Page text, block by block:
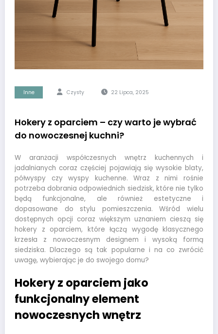
Inne Czysty 22 Lipca, 2025
Hokery z oparciem – czy warto je wybrać
do nowoczesnej kuchni?
W aranżacji współczesnych wnętrz kuchennych i
jadalnianych coraz częściej pojawiają się wysokie blaty,
półwyspy czy wyspy kuchenne. Wraz z nimi rośnie
potrzeba dobrania odpowiednich siedzisk, które nie tylko
będą funkcjonalne, ale również estetyczne i
dopasowane do stylu pomieszczenia. Wśród wielu
dostępnych opcji coraz większym uznaniem cieszą się
hokery z oparciem, które łączą wygodę klasycznego
krzesła z nowoczesnym designem i wysoką formą
siedziska. Dlaczego są tak popularne i na co zwrócić
uwagę, wybierając je do swojego domu?
Hokery z oparciem jako
funkcjonalny element
nowoczesnych wnętrz